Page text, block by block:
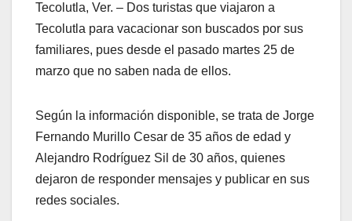
Tecolutla, Ver. – Dos turistas que viajaron a
Tecolutla para vacacionar son buscados por sus
familiares, pues desde el pasado martes 25 de
marzo que no saben nada de ellos.
Según la información disponible, se trata de Jorge
Fernando Murillo Cesar de 35 años de edad y
Alejandro Rodríguez Sil de 30 años, quienes
dejaron de responder mensajes y publicar en sus
redes sociales.